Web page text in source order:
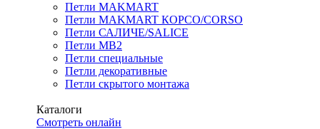
Петли MAKMART
Петли MAKMART КОРСО/CORSO
Петли САЛИЧЕ/SALICE
Петли MB2
Петли специальные
Петли декоративные
Петли скрытого монтажа
Каталоги
Смотреть онлайн